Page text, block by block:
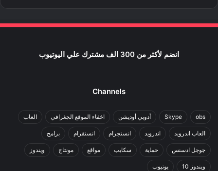
انضم لأكثر من 300 الف مشترك علي اليوتيوب
Channels
obs
Skype أدوبي أوديشن اخفاء الموقع الجغرافي العاب
العاب اندرويد اندرويد انستجرام انستقرام برامج
جوجل ادسنس حماية سكايب مواقع مونتاج ويندوز
ويندوز 10 يوتيوب